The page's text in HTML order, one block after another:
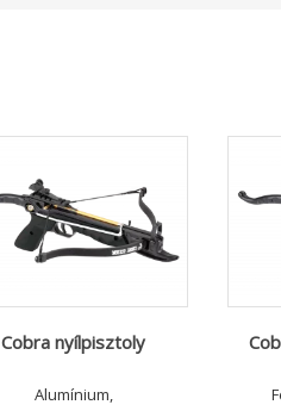
Cobra nyílpisztoly
Alumínium,